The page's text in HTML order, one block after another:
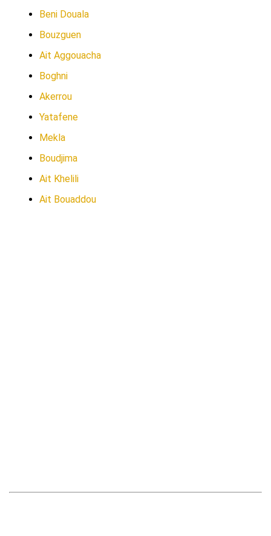
Beni Douala
Bouzguen
Ait Aggouacha
Boghni
Akerrou
Yatafene
Mekla
Boudjima
Ait Khelili
Ait Bouaddou